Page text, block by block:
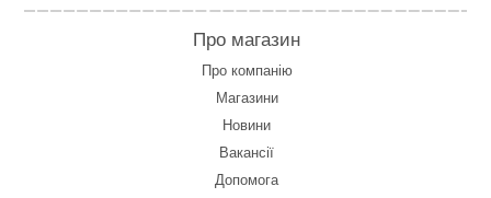
Про магазин
Про компанію
Магазини
Новини
Вакансії
Допомога